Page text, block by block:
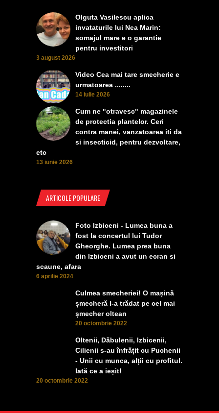
Olguta Vasilescu aplica
invataturile lui Nea Marin:
somajul mare e o garantie
pentru investitori
3 august 2026
Video Cea mai tare smecherie e
urmatoarea ........
14 iulie 2026
Cum ne "otravesc" magazinele
de protectia plantelor. Ceri
contra manei, vanzatoarea iti da
si insecticid, pentru dezvoltare,
etc
13 iunie 2026
ARTICOLE POPULARE
Foto Izbiceni - Lumea buna a
fost la concertul lui Tudor
Gheorghe. Lumea prea buna
din Izbiceni a avut un ecran si
scaune, afara
6 aprilie 2024
Culmea smecheriei! O mașină
șmecheră l-a trădat pe cel mai
șmecher oltean
20 octombrie 2022
Oltenii, Dăbulenii, Izbicenii,
Cilienii s-au înfrățit cu Puchenii
- Unii cu munca, alții cu profitul.
Iată ce a ieșit!
20 octombrie 2022